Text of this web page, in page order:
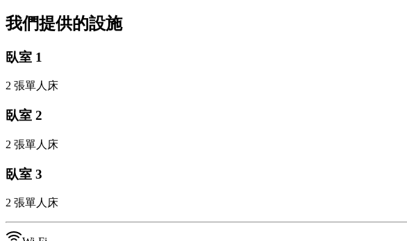
我們提供的設施
臥室 1
2 張單人床
臥室 2
2 張單人床
臥室 3
2 張單人床